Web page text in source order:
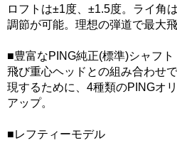
ロフトは±1度、±1.5度。ライ角
調節が可能。理想の弾道で最大飛
■豊富なPING純正(標準)シャフト
飛び重心ヘッドとの組み合わせ
現するために、4種類のPINGオ
アップ。
■レフティーモデル